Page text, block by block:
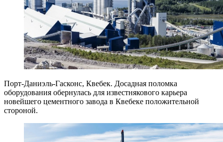
Порт-Даниэль-Гасконс, Квебек. Досадная поломка
оборудования обернулась для известнякового карьера
новейшего цементного завода в Квебеке положительной
стороной.